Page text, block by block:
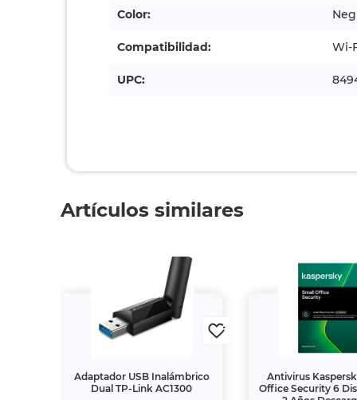
Color:
Compatibilidad: Wi-
UPC:
Artículos similares
Adaptador USB Inalámbrico
Dual TP-Link AC1300
Antivirus
Office Security 6